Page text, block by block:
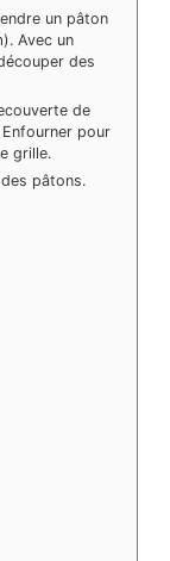
un pâton
Avec un
des
de
pour
grille.
pâtons.